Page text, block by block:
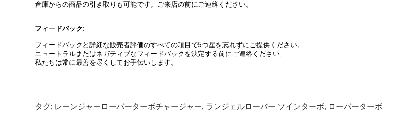
倉庫からの商品の引き取りも可能です。ご来店の前にご連絡ください。
フィードバック:
フィードバックと詳細な販売者評価のすべての項目で5つ星を忘れずにご提供ください。
ニュートラルまたはネガティブなフィードバックを決定する前にご連絡ください。
私たちは常に最善を尽くしてお手伝いします。
タグ: レーンジャーローバーターボチャージャー, ランジェルローバー ツインターボ, ローバーターボ